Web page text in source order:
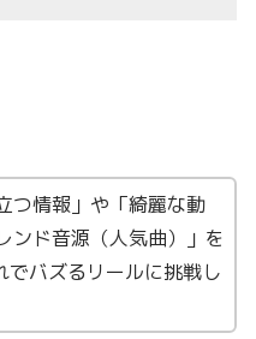
つ情報」や「綺麗な動
ンド音源（人気曲）」を
でバズるリールに挑戦し